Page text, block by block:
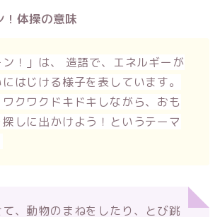
！体操の意味
ン！」は、 造語で、エネルギーが
はじける様子を表しています。
クワクドキドキしながら、おも
しに出かけよう！というテーマ
、動物のまねをしたり、とび跳